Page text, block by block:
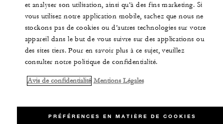
et analyser son utilisation, ainsi qu’à des fins marketing. Si
vous utilisez notre application mobile, sachez que nous ne
stockons pas de cookies ou d’autres technologies sur votre
appareil dans le but de vous suivre sur des applications ou
des sites tiers. Pour en savoir plus à ce sujet, veuillez
consulter notre politique de confidentialité.
Avis de confidentialité Mentions Légales
PRÉFÉRENCES EN MATIÈRE DE COOKIES